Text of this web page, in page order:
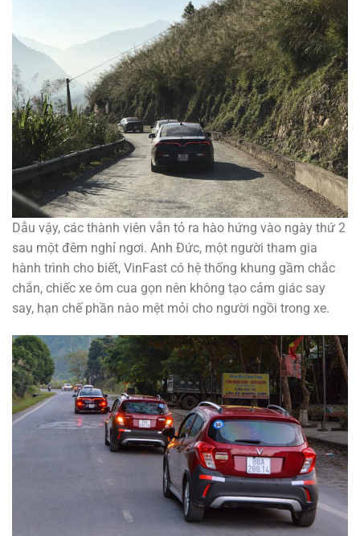
Dẫu vậy, các thành viên vẫn tỏ ra hào hứng vào ngày thứ 2
sau một đêm nghỉ ngơi. Anh Đức, một người tham gia
hành trình cho biết, VinFast có hệ thống khung gầm chắc
chắn, chiếc xe ôm cua gọn nên không tạo cảm giác say
say, hạn chế phần nào mệt mỏi cho người ngồi trong xe.